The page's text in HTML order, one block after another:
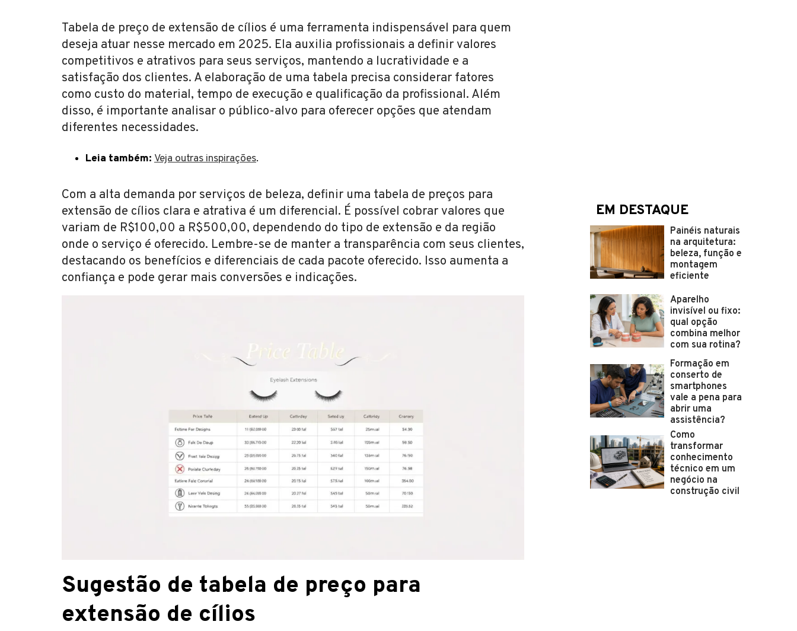
Tabela de preço de extensão de cílios é uma ferramenta indispensável para quem
deseja atuar nesse mercado em 2025. Ela auxilia profissionais a definir valores
competitivos e atrativos para seus serviços, mantendo a lucratividade e a
satisfação dos clientes. A elaboração de uma tabela precisa considerar fatores
como custo do material, tempo de execução e qualificação da profissional. Além
disso, é importante analisar o público-alvo para oferecer opções que atendam
diferentes necessidades.
Leia também: Veja outras inspirações.
Com a alta demanda por serviços de beleza, definir uma tabela de preços para
extensão de cílios clara e atrativa é um diferencial. É possível cobrar valores que
variam de R$100,00 a R$500,00, dependendo do tipo de extensão e da região
onde o serviço é oferecido. Lembre-se de manter a transparência com seus clientes,
destacando os benefícios e diferenciais de cada pacote oferecido. Isso aumenta a
confiança e pode gerar mais conversões e indicações.
Sugestão de tabela de preço para
extensão de cílios
EM DESTAQUE
Painéis naturais
na arquitetura:
beleza, função e
montagem
eficiente
Aparelho
invisível ou fixo:
qual opção
combina melhor
com sua rotina?
Formação em
conserto de
smartphones
vale a pena para
abrir uma
assistência?
Como
transformar
conhecimento
técnico em um
negócio na
construção civil